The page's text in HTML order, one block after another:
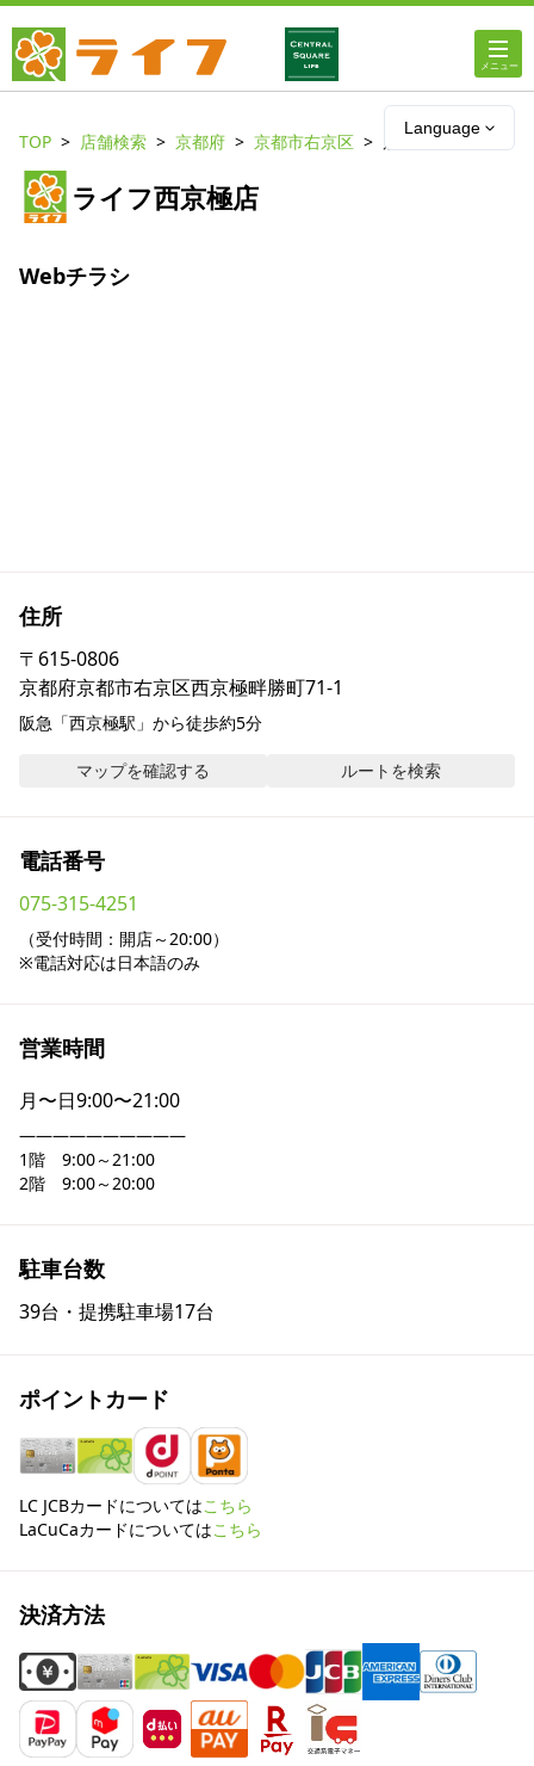
Language
店舗・チラシ情報
Contact us in English
TOP 店舗検索 京都府 京都市右京区 店舗詳細
ライフ西京極店
Webチラシ
住所
〒 615-0806
京都府京都市右京区西京極畔勝町71-1
阪急「西京極駅」から徒歩約5分
マップを確認する ルートを検索
電話番号
075-315-4251
（受付時間：開店～20:00）
※電話対応は日本語のみ
営業時間
月〜日9:00〜21:00
――――――――――
1階　9:00～21:00
2階　9:00～20:00
駐車台数
39台・提携駐車場17台
ポイントカード
LC JCBカードについてはこちら
LaCuCaカードについてはこちら
決済方法